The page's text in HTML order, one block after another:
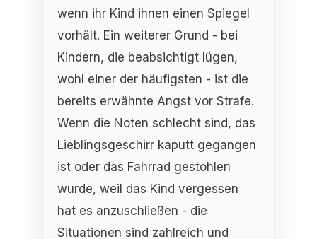
wenn ihr Kind ihnen einen Spiegel
vorhält. Ein weiterer Grund - bei
Kindern, die beabsichtigt lügen,
wohl einer der häufigsten - ist die
bereits erwähnte Angst vor Strafe.
Wenn die Noten schlecht sind, das
Lieblingsgeschirr kaputt gegangen
ist oder das Fahrrad gestohlen
wurde, weil das Kind vergessen
hat es anzuschließen - die
Situationen sind zahlreich und